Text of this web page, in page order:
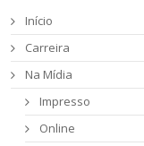
Início
Carreira
Na Mídia
Impresso
Online